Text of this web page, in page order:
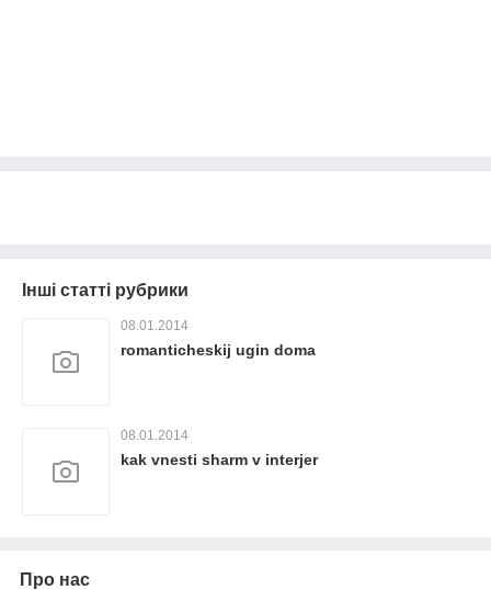
Інші статті рубрики
08.01.2014
romanticheskij ugin doma
08.01.2014
kak vnesti sharm v interjer
Про нас